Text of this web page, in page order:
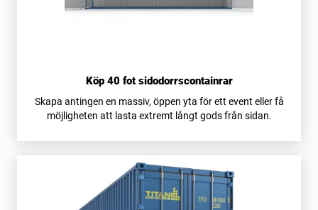
Köp 40 fot sidodorrscontainrar
Skapa antingen en massiv, öppen yta för ett event eller få
möjligheten att lasta extremt långt gods från sidan.